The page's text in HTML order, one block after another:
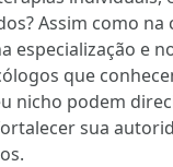
Assim como na
especialização e
que
nicho podem
sua